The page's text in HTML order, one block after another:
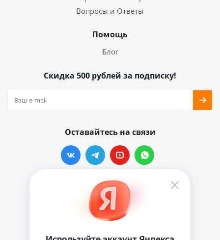
Вопросы и Ответы
Помощь
Блог
Скидка 500 рублей за подписку!
Оставайтесь на связи
Наши контакты
info@vinylmarkt.ru